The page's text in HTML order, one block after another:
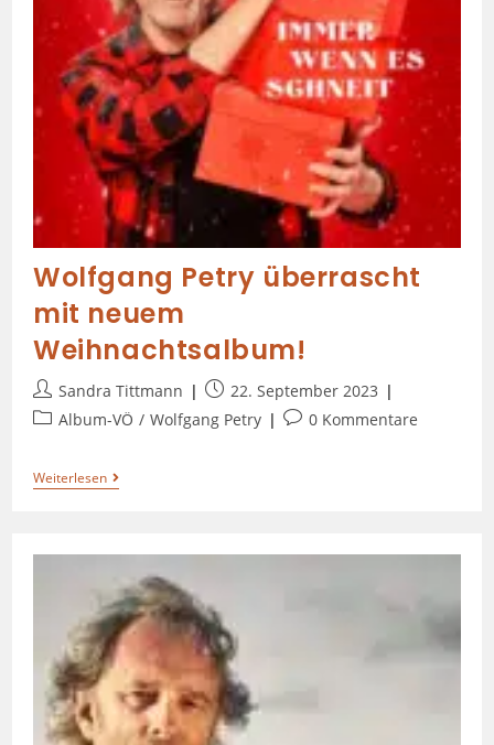
Wolfgang Petry überrascht
mit neuem
Weihnachtsalbum!
Sandra Tittmann
22. September 2023
Album-VÖ / Wolfgang Petry 0 Kommentare
Weiterlesen